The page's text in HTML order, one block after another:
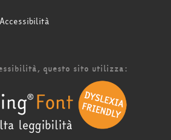
questo sito utilizza: